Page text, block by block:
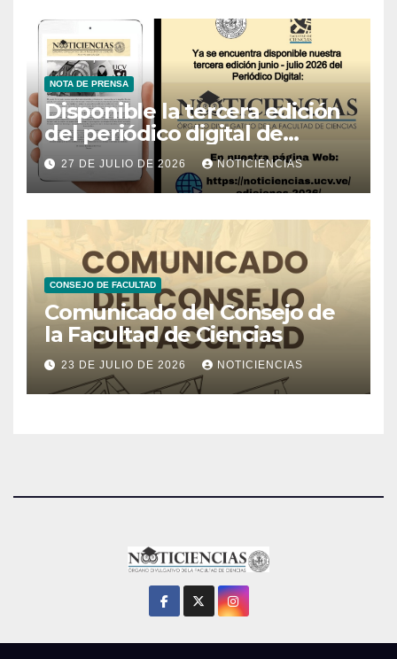
NOTA DE PRENSA
Disponible la tercera edición
del periódico digital de
Noticiencias 2026
27 DE JULIO DE 2026 NOTICIENCIAS
CONSEJO DE FACULTAD
Comunicado del Consejo de
la Facultad de Ciencias
23 DE JULIO DE 2026 NOTICIENCIAS